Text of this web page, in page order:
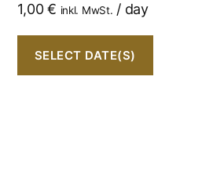
1,00€ inkl. MwSt. / day
SELECT DATE(S)